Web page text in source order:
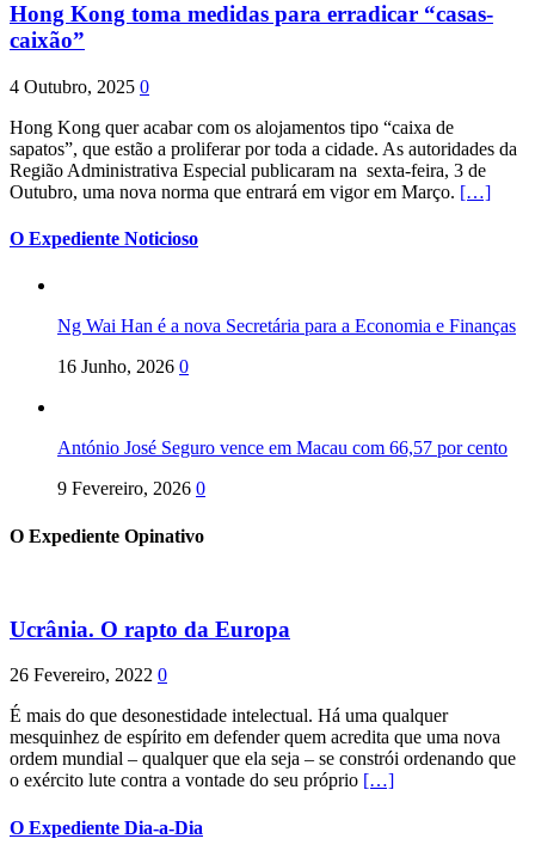
Hong Kong toma medidas para erradicar “casas-
caixão”
4 Outubro, 2025 0
Hong Kong quer acabar com os alojamentos tipo “caixa de
sapatos”, que estão a proliferar por toda a cidade. As autoridades da
Região Administrativa Especial publicaram na sexta-feira, 3 de
Outubro, uma nova norma que entrará em vigor em Março. […]
O Expediente Noticioso
Ng Wai Han é a nova Secretária para a Economia e Finanças
16 Junho, 2026 0
António José Seguro vence em Macau com 66,57 por cento
9 Fevereiro, 2026 0
O Expediente Opinativo
Ucrânia. O rapto da Europa
26 Fevereiro, 2022 0
É mais do que desonestidade intelectual. Há uma qualquer
mesquinhez de espírito em defender quem acredita que uma nova
ordem mundial – qualquer que ela seja – se constrói ordenando que
o exército lute contra a vontade do seu próprio […]
O Expediente Dia-a-Dia